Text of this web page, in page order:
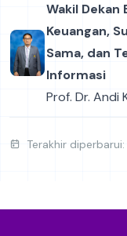
Wakil Dekan
Keuangan,
Sama, dan
Informasi
Prof. Dr. Andi
Terakhir